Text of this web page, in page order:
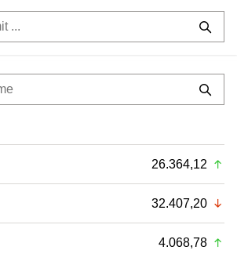
26.364,12
32.407,20
4.068,78